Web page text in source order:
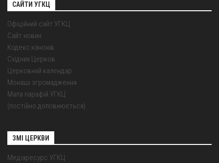
САЙТИ УГКЦ
Офіційний сайт УГКЦ
Сайт новин
Кодекс канонів
Східних Церков
Церковний календар
Монаші згромадження
Мапа парафій УГКЦ
(постійно доповнюється)
ЗМІ ЦЕРКВИ
Медіаресурс УГКЦ